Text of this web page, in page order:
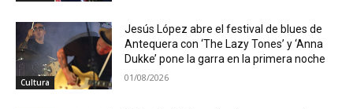
Cultura
Jesús López abre el festival de blues de
Antequera con ‘The Lazy Tones’ y ‘Anna
Dukke’ pone la garra en la primera noche
01/08/2026